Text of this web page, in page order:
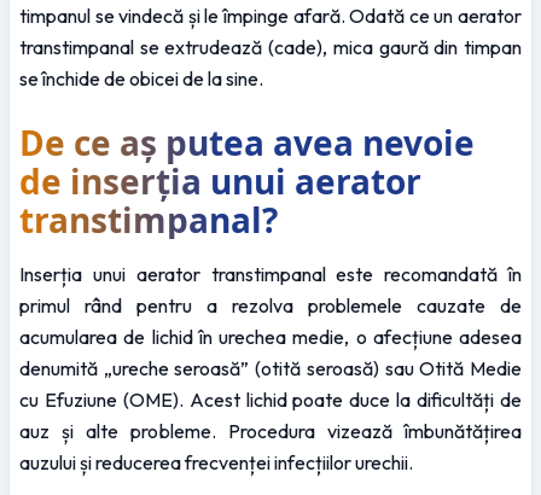
timpanul se vindecă și le împinge afară. Odată ce un aerator
transtimpanal se extrudează (cade), mica gaură din timpan
se închide de obicei de la sine.
De ce aș putea avea nevoie
de inserția unui aerator
transtimpanal?
Inserția unui aerator transtimpanal este recomandată în
primul rând pentru a rezolva problemele cauzate de
acumularea de lichid în urechea medie, o afecțiune adesea
denumită „ureche seroasă” (otită seroasă) sau Otită Medie
cu Efuziune (OME). Acest lichid poate duce la dificultăți de
auz și alte probleme. Procedura vizează îmbunătățirea
auzului și reducerea frecvenței infecțiilor urechii.